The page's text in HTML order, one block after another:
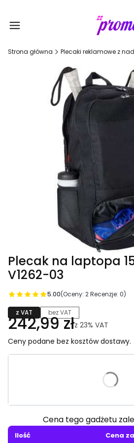
Strona główna Plecaki reklamowe z
Plecak na laptopa
V1262-03
5.00(Oceny: 2 Recenzje: 0)
z VAT bez VAT
242,99 złz 23% VAT
Ceny podane bez kosztów dostawy.
Poszczególne warianty mogą
Cena tego gadżetu
Ilość
Cena